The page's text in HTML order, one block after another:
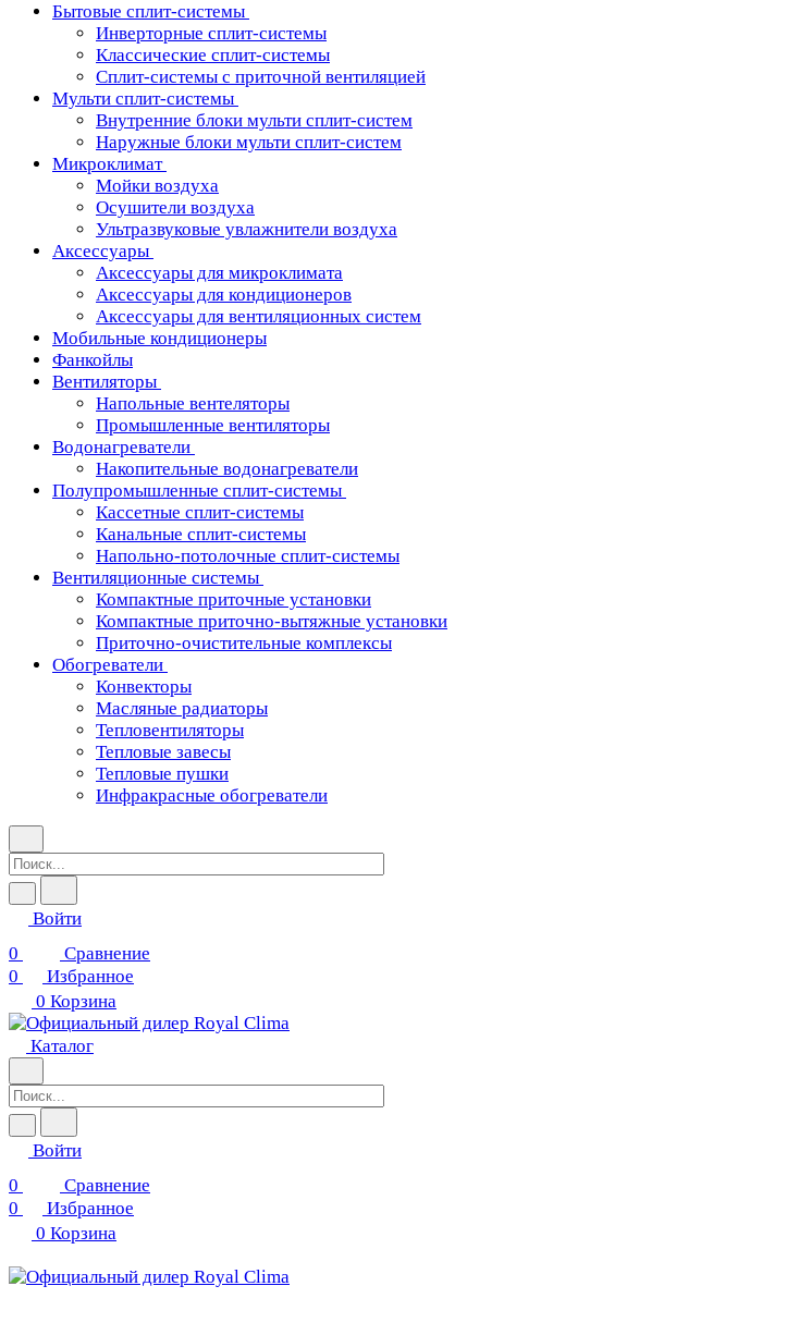
Бытовые сплит-системы
Инверторные сплит-системы
Классические сплит-системы
Сплит-системы с приточной вентиляцией
Мульти сплит-системы
Внутренние блоки мульти сплит-систем
Наружные блоки мульти сплит-систем
Микроклимат
Мойки воздуха
Осушители воздуха
Ультразвуковые увлажнители воздуха
Аксессуары
Аксессуары для микроклимата
Аксессуары для кондиционеров
Аксессуары для вентиляционных систем
Мобильные кондиционеры
Фанкойлы
Вентиляторы
Напольные вентеляторы
Промышленные вентиляторы
Водонагреватели
Накопительные водонагреватели
Полупромышленные сплит-системы
Кассетные сплит-системы
Канальные сплит-системы
Напольно-потолочные сплит-системы
Вентиляционные системы
Компактные приточные установки
Компактные приточно-вытяжные установки
Приточно-очистительные комплексы
Обогреватели
Конвекторы
Масляные радиаторы
Тепловентиляторы
Тепловые завесы
Тепловые пушки
Инфракрасные обогреватели
Войти
0
Сравнение
0
Избранное
0 Корзина
Каталог
Войти
0
Сравнение
0
Избранное
0 Корзина